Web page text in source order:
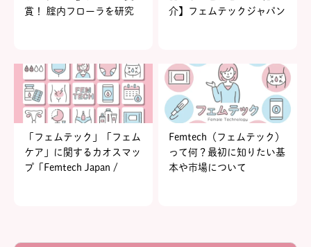
賞！ 腟内フローラを研究
介】フェムテックジャパン
「フェムテック」「フェム
ケア」に関するカオスマッ
プ「Femtech Japan /
Femtech（フェムテック）
って何？最初に知りたい基
本や市場について